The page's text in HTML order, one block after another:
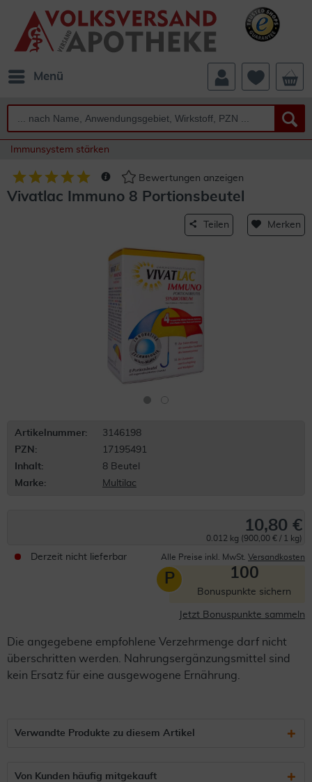
Menü
Immunsystem stärken
Bewertungen anzeigen
Vivatlac Immuno 8 Portionsbeutel
Teilen Merken
Artikelnummer:
3146198
PZN:
17195491
Inhalt:
8 Beutel
Marke:
Multilac
10,80 €
0.012 kg (900,00 € / 1 kg)
Derzeit nicht lieferbar Alle Preise inkl. MwSt. Versandkosten
P 100
Bonuspunkte sichern
Jetzt Bonuspunkte sammeln
Die angegebene empfohlene Verzehrmenge darf nicht
überschritten werden. Nahrungsergänzungsmittel sind
kein Ersatz für eine ausgewogene Ernährung.
Verwandte Produkte zu diesem Artikel
Von Kunden häufig mitgekauft